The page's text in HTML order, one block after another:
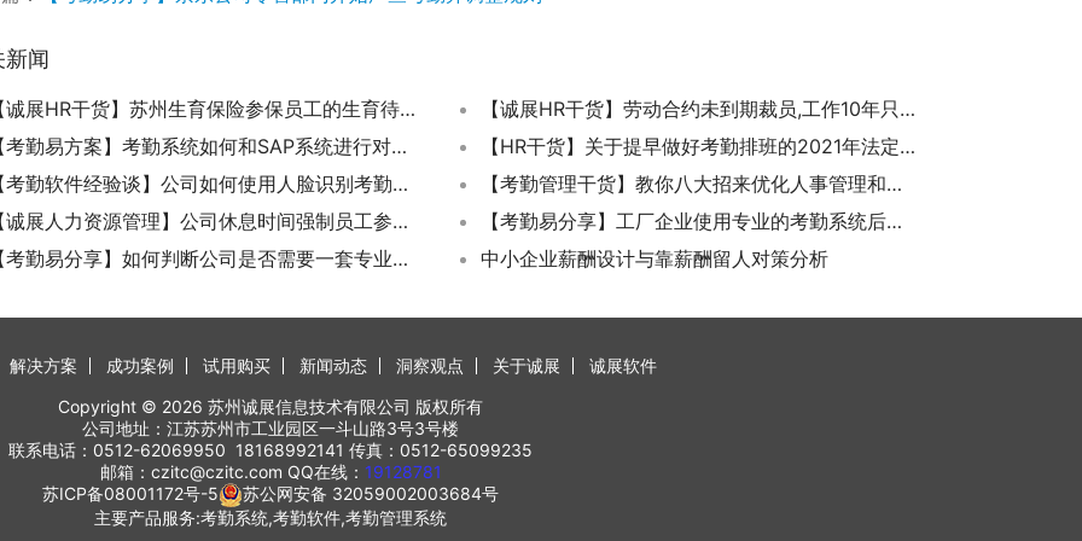
新闻
【诚展HR干货】苏州生育保险参保员工的生育待遇包括哪些项目？
【诚展HR干货】劳动合约未到期裁员,工作10年只赔偿一个月工资在苏州怎么投诉？
【考勤易方案】考勤系统如何和SAP系统进行对接？
【HR干货】关于提早做好考勤排班的2021年法定假日休假安排
【考勤软件经验谈】公司如何使用人脸识别考勤系统来进行人事考勤管理？
【考勤管理干货】教你八大招来优化人事管理和用考勤软件减少员工加班
【诚展人力资源管理】公司休息时间强制员工参加团建是否合理合法？
【考勤易分享】工厂企业使用专业的考勤系统后有哪些好处？
【考勤易分享】如何判断公司是否需要一套专业的考勤系统工具软件？
中小企业薪酬设计与靠薪酬留人对策分析
解决方案 成功案例 试用购买 新闻动态 洞察观点 关于诚展
诚展软件
Copyright © 2026 苏州诚展信息技术有限公司 版权所有
公司地址：江苏苏州市工业园区一斗山路3号3号楼
联系电话：0512-62069950 18168992141 传真：0512-65099235
邮箱：czitc@czitc.com QQ在线： 19128781
苏ICP备08001172号-5
苏公网安备 32059002003684号
主要产品服务:考勤系统,考勤软件,考勤管理系统